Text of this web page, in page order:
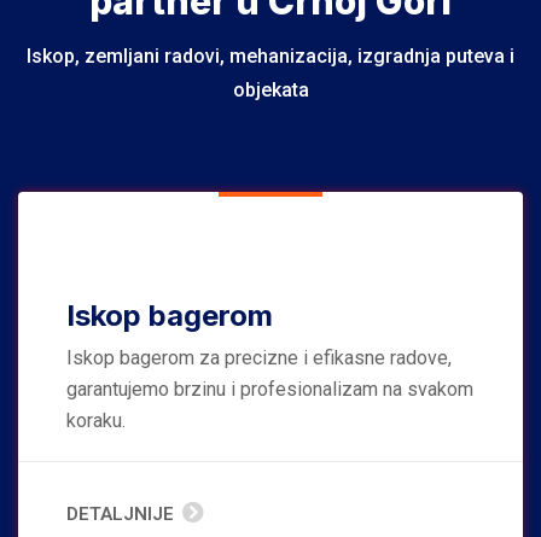
Iskop, zemljani radovi, mehanizacija, izgradnja puteva i
objekata
Iskop bagerom
Iskop bagerom za precizne i efikasne radove,
garantujemo brzinu i profesionalizam na svakom
koraku.
DETALJNIJE